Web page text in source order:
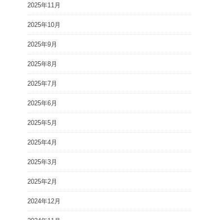
2025年11月
2025年10月
2025年9月
2025年8月
2025年7月
2025年6月
2025年5月
2025年4月
2025年3月
2025年2月
2024年12月